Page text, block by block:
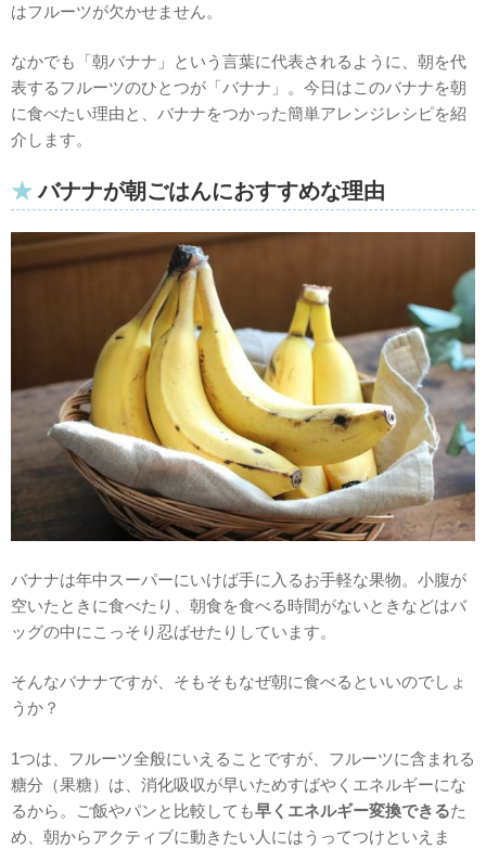
はフルーツが欠かせません。
なかでも「朝バナナ」という言葉に代表されるように、朝を代
表するフルーツのひとつが「バナナ」。今日はこのバナナを朝
に食べたい理由と、バナナをつかった簡単アレンジレシピを紹
介します。
バナナが朝ごはんにおすすめな理由
バナナは年中スーパーにいけば手に入るお手軽な果物。小腹が
空いたときに食べたり、朝食を食べる時間がないときなどはバ
ッグの中にこっそり忍ばせたりしています。
そんなバナナですが、そもそもなぜ朝に食べるといいのでしょ
うか？
1つは、フルーツ全般にいえることですが、フルーツに含まれる
糖分（果糖）は、消化吸収が早いためすばやくエネルギーにな
るから。ご飯やパンと比較しても早くエネルギー変換できるた
め、朝からアクティブに動きたい人にはうってつけといえま